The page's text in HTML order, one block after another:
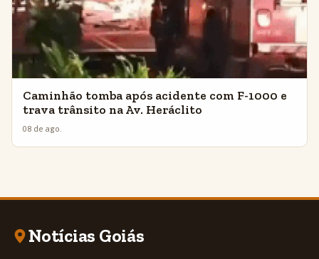
Caminhão tomba após acidente com F-1000 e
trava trânsito na Av. Heráclito
08 de ago.
Notícias Goiás